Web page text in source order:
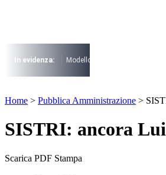
I più cercati
Lorem ipsum dolor sit amet
In evidenza: Modello 730
Lorem ipsum dolor sit amet consectetur
Home > Pubblica Amministrazione >
SISTRI: ancora Lui
Scarica PDF Stampa